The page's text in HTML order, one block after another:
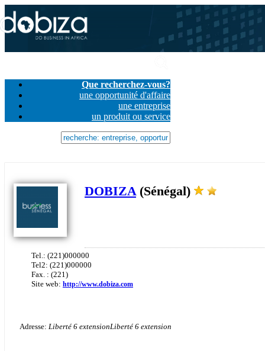
Que recherchez-vous?
une opportunité d'affaire
une entreprise
un produit ou service
DOBIZA(Sénégal)
Tel.: (221)000000
Tel2: (221)000000
Fax. : (221)
Site web: http://www.dobiza.com
Adresse: Liberté 6 extensionLiberté 6 extension